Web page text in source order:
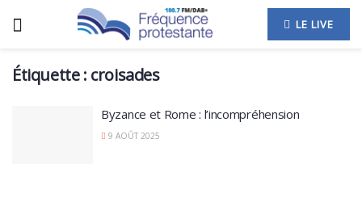
LE LIVE
Étiquette : croisades
Byzance et Rome : l’incompréhension
9 AOÛT 2025